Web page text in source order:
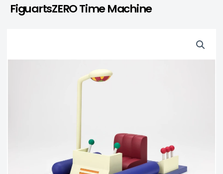
FiguartsZERO Time Machine